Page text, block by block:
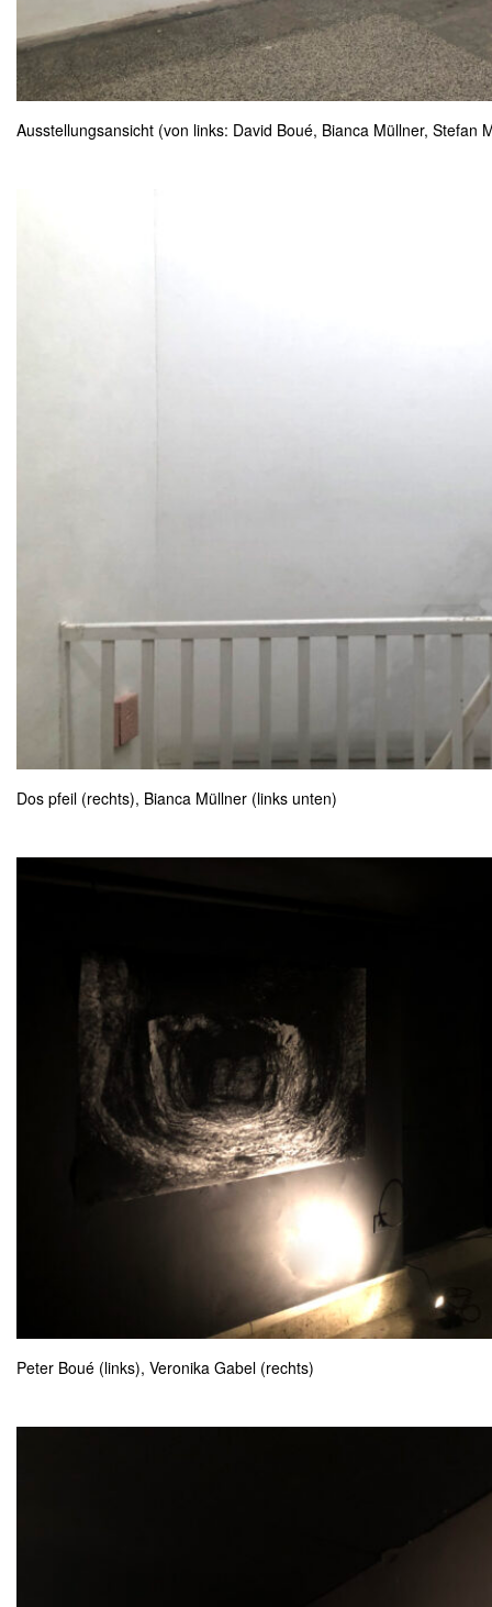
Ausstellungsansicht (von links: David Boué, Bianca Müllner, Stefan
Dos pfeil (rechts), Bianca Müllner (links unten)
Peter Boué (links), Veronika Gabel (rechts)